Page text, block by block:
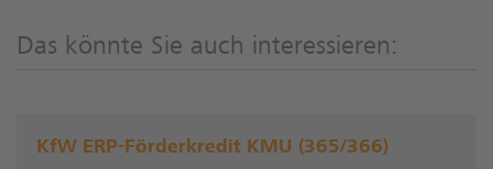
Das könnte Sie auch interessieren:
KfW ERP-Förderkredit KMU (365/366)